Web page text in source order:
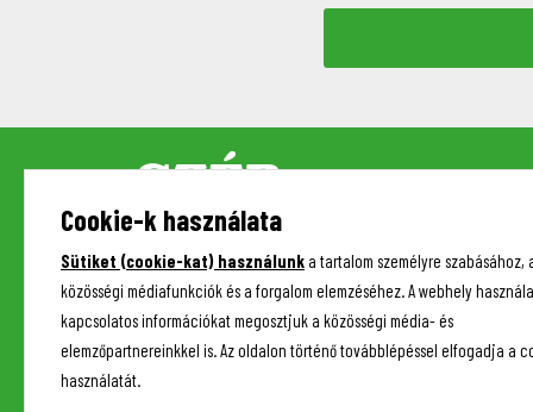
Cookie-k használata
Sütiket (cookie-kat) használunk a tartalom személyre szabásához,
közösségi médiafunkciók és a forgalom elemzéséhez. A webhely
kapcsolatos információkat megosztjuk a közösségi média- és
elemzőpartnereinkkel is. Az oldalon történő továbblépéssel elfogadja a
használatát.